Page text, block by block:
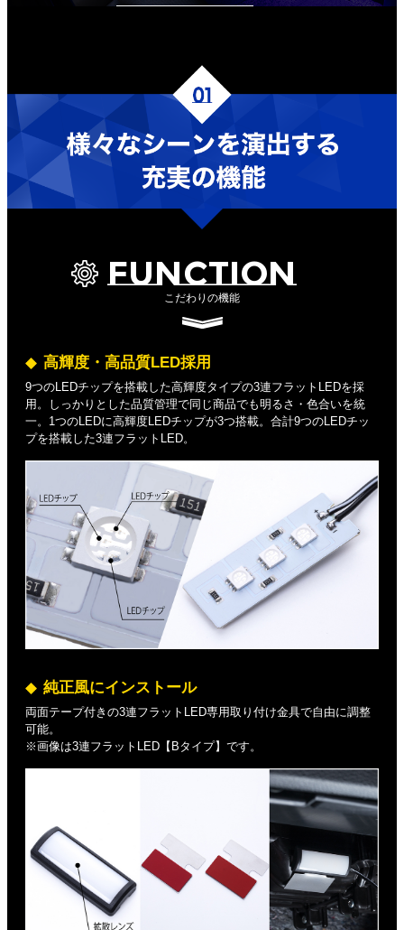
FUNCTION
こだわりの機能
高輝度・高品質LED採用
9つのLEDチップを搭載した高輝度タイプの3連フラットLEDを採
用。しっかりとした品質管理で同じ商品でも明るさ・色合いを統
一。1つのLEDに高輝度LEDチップが3つ搭載。合計9つのLEDチッ
プを搭載した3連フラットLED。
純正風にインストール
両面テープ付きの3連フラットLED専用取り付け金具で自由に調整
可能。
※画像は3連フラットLED【Bタイプ】です。